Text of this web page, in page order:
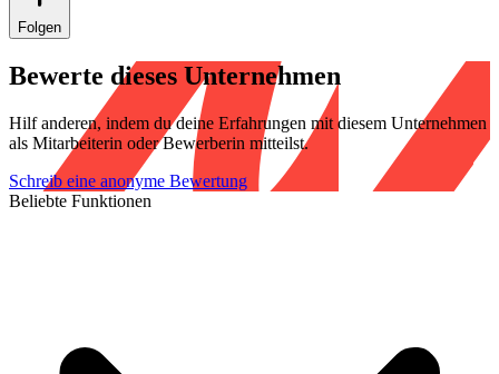
Folgen
Bewerte dieses Unternehmen
Hilf anderen, indem du deine Erfahrungen mit diesem Unternehmen
als Mitarbeiterin oder Bewerberin mitteilst.
Schreib eine anonyme Bewertung
Beliebte Funktionen